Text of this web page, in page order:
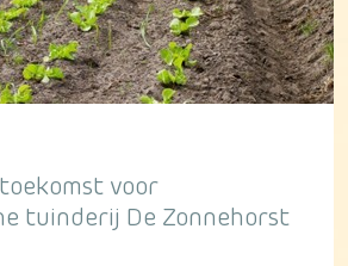
voor
tuinderij De Zonnehorst